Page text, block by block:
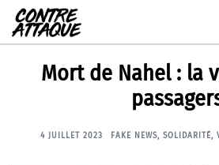
Aller
au
contenu
Mort de Nahel : la
4 JUILLET 2023 FAKE NEWS, SOLIDARITÉ,